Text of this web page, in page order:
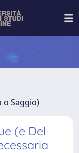
o Saggio)
(e Del